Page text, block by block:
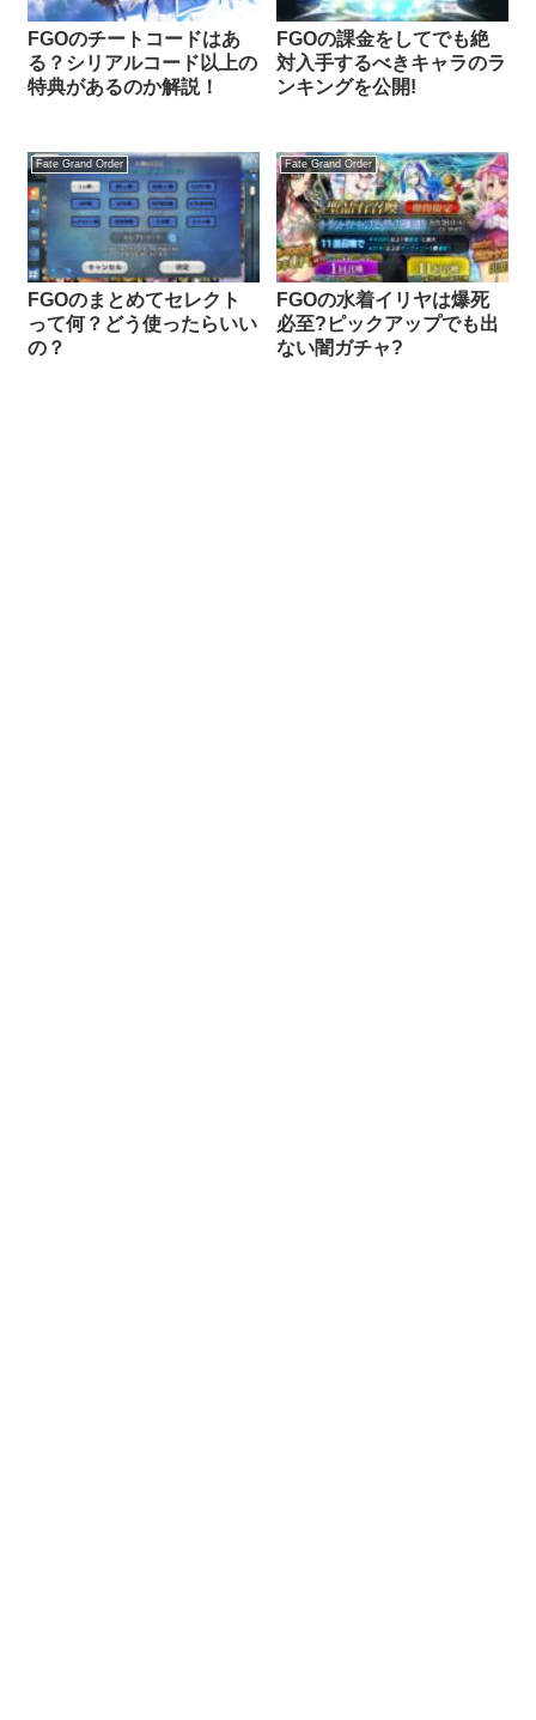
FGOのチートコードはあ
る？シリアルコード以上の
特典があるのか解説！
FGOの課金をしてでも絶
対入手するべきキャラのラ
ンキングを公開!
Fate Grand Order
FGOのまとめてセレクト
って何？どう使ったらいい
の？
Fate Grand Order
FGOの水着イリヤは爆死
必至?ピックアップでも出
ない闇ガチャ?